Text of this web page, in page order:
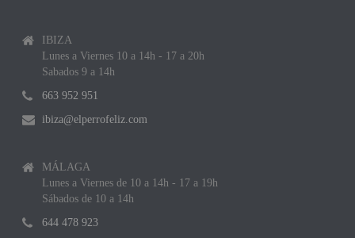
IBIZA
Lunes a Viernes 10 a 14h - 17 a 20h
Sabados 9 a 14h
663 952 951
ibiza@elperrofeliz.com
MÁLAGA
Lunes a Viernes de 10 a 14h - 17 a 19h
Sábados de 10 a 14h
644 478 923